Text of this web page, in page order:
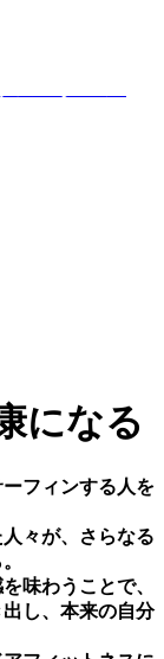
になる
フィンする⼈を
々が、さらなる
味わうことで、
し、本来の⾃分